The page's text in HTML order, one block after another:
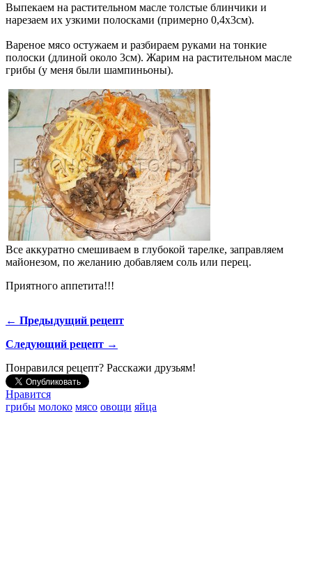
Выпекаем на растительном масле толстые блинчики и
нарезаем их узкими полосками (примерно 0,4х3см).
Вареное мясо остужаем и разбираем руками на тонкие
полоски (длиной около 3см). Жарим на растительном масле
грибы (у меня были шампиньоны).
Все аккуратно смешиваем в глубокой тарелке, заправляем
майонезом, по желанию добавляем соль или перец.
Приятного аппетита!!!
← Предыдущий рецепт
Следующий рецепт →
Понравился рецепт? Расскажи друзьям!
Нравится
грибы молоко мясо овощи яйца